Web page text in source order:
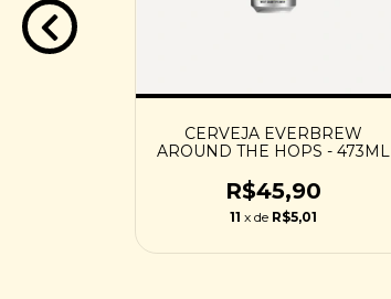
CERVEJA EVERBREW
AROUND THE HOPS - 473ML
R$45,90
11 x de R$5,01